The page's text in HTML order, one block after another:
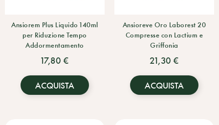
Ansiorem Plus Liquido 140ml
per Riduzione Tempo
Addormentamento
17,80 €
ACQUISTA
Ansioreve Oro Laborest 20
Compresse con Lactium e
Griffonia
21,30 €
ACQUISTA